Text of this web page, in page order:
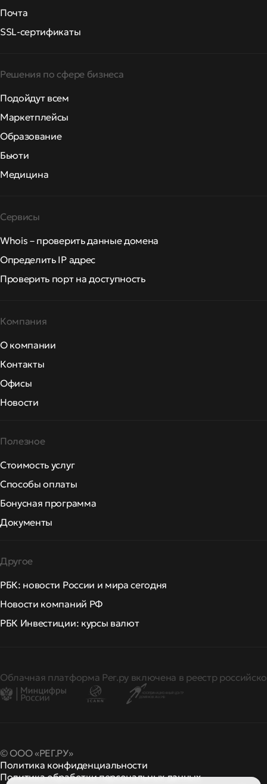
Почта
SSL-сертификаты
Решения по сфере бизнеса
Подойдут всем
Маркетплейсы
Образование
Бьюти
Медицина
Сервисы
Whois – проверить данные домена
Определить IP адрес
Проверить порт на доступность
Компания
О компании
Контакты
Офисы
Новости
Полезное
Стоимость услуг
Способы оплаты
Бонусная программа
Документы
Другое
РБК: новости России и мира сегодня
Новости компаний РФ
РБК Инвестиции: курсы валют
Облачная платформа Рег.ру включена в реестр
© ООО «РЕГ.РУ»
Политика конфиденциальности
Политика обработки персональных данных